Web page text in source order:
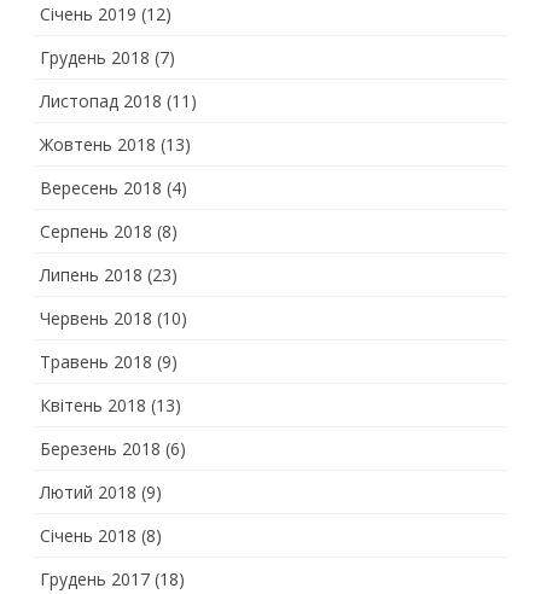
Січень 2019 (12)
Грудень 2018 (7)
Листопад 2018 (11)
Жовтень 2018 (13)
Вересень 2018 (4)
Серпень 2018 (8)
Липень 2018 (23)
Червень 2018 (10)
Травень 2018 (9)
Квітень 2018 (13)
Березень 2018 (6)
Лютий 2018 (9)
Січень 2018 (8)
Грудень 2017 (18)